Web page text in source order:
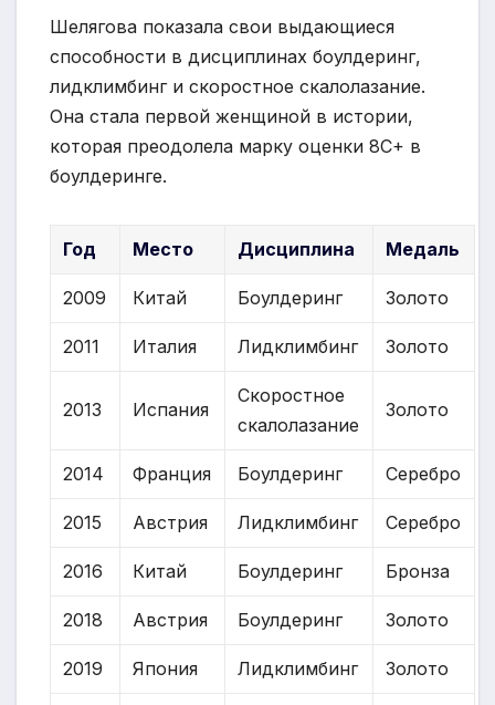
Шелягова показала свои выдающиеся
способности в дисциплинах боулдеринг,
лидклимбинг и скоростное скалолазание.
Она стала первой женщиной в истории,
которая преодолела марку оценки 8C+ в
боулдеринге.
Год Место Дисциплина Медаль
2009 Китай Боулдеринг Золото
2011 Италия Лидклимбинг Золото
2013 Испания
Скоростное
скалолазание
Золото
2014 Франция Боулдеринг Серебро
2015 Австрия Лидклимбинг Серебро
2016 Китай Боулдеринг Бронза
2018 Австрия Боулдеринг Золото
2019 Япония Лидклимбинг Золото